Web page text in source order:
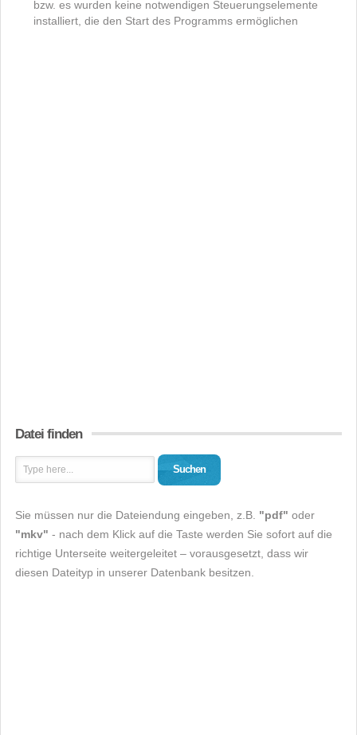
bzw. es wurden keine notwendigen Steuerungselemente
installiert, die den Start des Programms ermöglichen
Datei finden
Suchen
Sie müssen nur die Dateiendung eingeben, z.B. "pdf" oder
"mkv" - nach dem Klick auf die Taste werden Sie sofort auf die
richtige Unterseite weitergeleitet – vorausgesetzt, dass wir
diesen Dateityp in unserer Datenbank besitzen.